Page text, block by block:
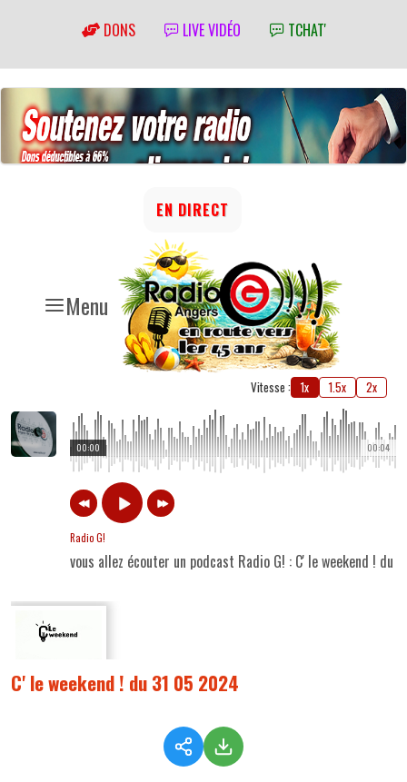
DONS LIVE VIDÉO TCHAT'
Menu
EN DIRECT
Vitesse : 1x 1.5x 2x
00:04
00:00
Radio G!
vous allez écouter un podcast Radio G! : C' le weekend ! du
C' le weekend ! du 31 05 2024